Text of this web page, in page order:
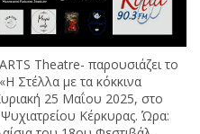
Theatre- παρουσιάζει το
Στέλλα με τα κόκκινα
25 Μαΐου 2025, στο
Κέρκυρας. Ώρα: